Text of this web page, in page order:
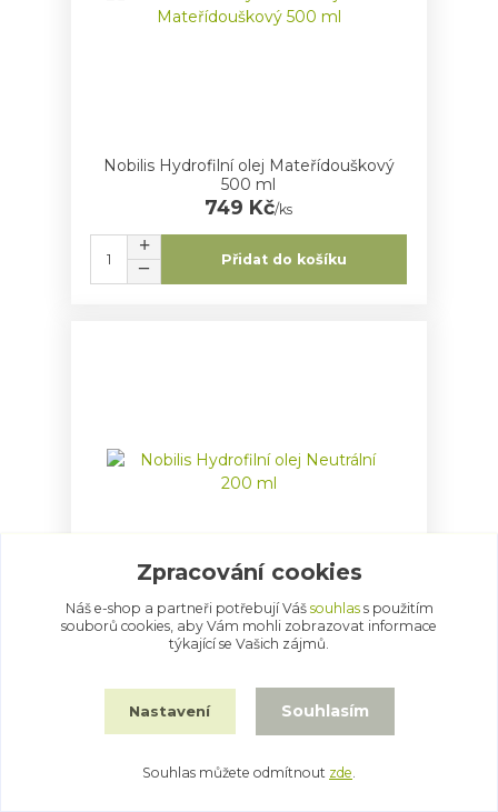
Nobilis Hydrofilní olej Mateřídouškový
500 ml
749 Kč/ks
Přidat do košíku
Nobilis Hydrofilní olej Neutrální 200 ml
354 Kč
Přidat do košíku
Zpracování cookies
Náš e-shop a partneři potřebují Váš souhlass použitím
souborů cookies, aby Vám mohli zobrazovat informace
týkající se Vašich zájmů.
Nastavení Souhlasím
Souhlas můžete odmítnout zde